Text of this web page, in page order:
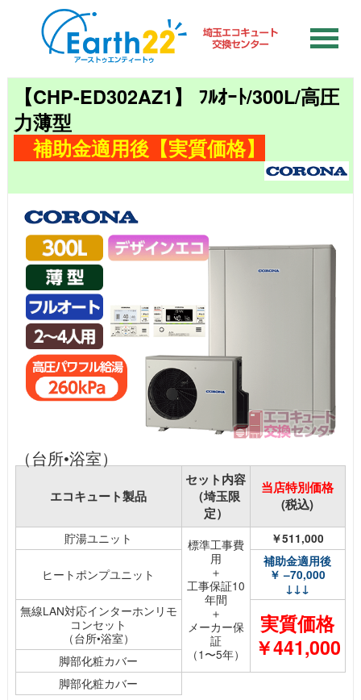
【CHP-ED302AZ1】 ﾌﾙｵｰﾄ/300L/高圧
力薄型
補助金適用後【実質価格】
（台所•浴室）
エコキュート製品
セット内容
（埼玉限
定）
当店特別価格
(税込)
貯湯ユニット
標準工事費
用
＋
工事保証10
年間
＋
メーカー保
証
（1〜5年）
￥511,000
ヒートポンプユニット
補助金適用後
￥ –70,000
↓↓↓
無線LAN対応インターホンリモ
コンセット
（台所•浴室）
実質価格
￥441,000
脚部化粧カバー
脚部化粧カバー